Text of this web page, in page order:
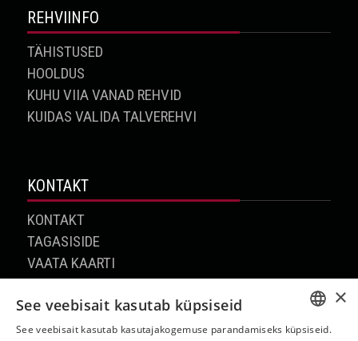
REHVIINFO
TÄHISTUSED
HOOLDUS
KUHU VIIA VANAD REHVID
KUIDAS VALIDA TALVEREHVI
KONTAKT
KONTAKT
TAGASISIDE
VAATA KAARTI
REFF.EE
×
See veebisait kasutab küpsiseid
See veebisait kasutab kasutajakogemuse parandamiseks küpsiseid.